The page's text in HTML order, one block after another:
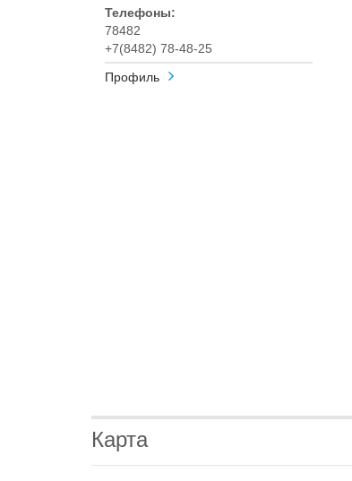
Телефоны:
78482
+7(8482) 78-48-25
Профиль
Карта